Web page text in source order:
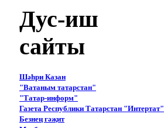
Дус-иш
сайты
Шәһри Казан
"Ватаным татарстан"
"Татар-информ"
Газета Республики Татарстан "Интертат"
Безнең гәҗит